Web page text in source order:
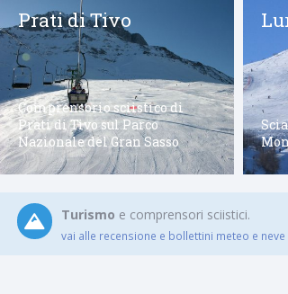
Prati di Tivo
Comprensorio sciistico di
Prati di Tivo sul Parco
Nazionale del Gran Sasso
Turismo e comprensori sciistici.
vai alle recensione e bollettini meteo e neve